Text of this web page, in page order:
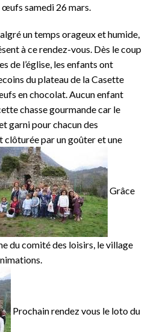
samedi 26 mars.
un temps orageux et humide,
à ce rendez-vous. Dès le coup
de l’église, les enfants ont
du plateau de la Casette
en chocolat. Aucun enfant
chasse gourmande car le
garni pour chacun des
clôturée par un goûter et une
Grâce
du comité des loisirs, le village
Prochain rendez vous le loto du